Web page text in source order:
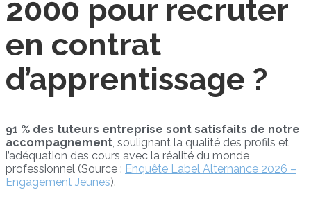
2000 pour recruter
en contrat
d’apprentissage ?
91 % des tuteurs entreprise sont satisfaits de notre
accompagnement, soulignant la qualité des profils et
l’adéquation des cours avec la réalité du monde
professionnel (Source : Enquête Label Alternance 2026 –
Engagement Jeunes).